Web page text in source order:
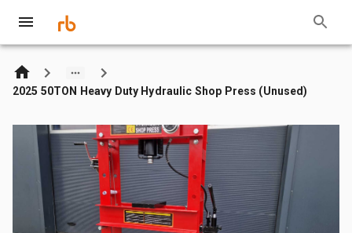
2025 50TON Heavy Duty Hydraulic Shop Press (Unused)